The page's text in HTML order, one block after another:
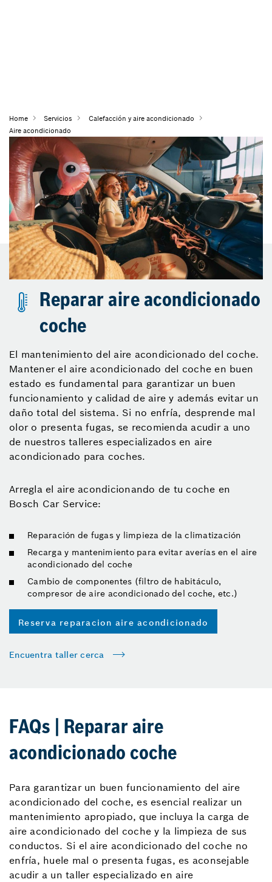
Home Servicios
Calefacción y aire acondicionado
Aire acondicionado
Reparar aire acondicionado
coche
El mantenimiento del aire acondicionado del coche.
Mantener el aire acondicionado del coche en buen
estado es fundamental para garantizar un buen
funcionamiento y calidad de aire y además evitar un
daño total del sistema. Si no enfría, desprende mal
olor o presenta fugas, se recomienda acudir a uno
de nuestros talleres especializados en aire
acondicionado para coches.
Arregla el aire acondicionando de tu coche en
Bosch Car Service:
Reparación de fugas y limpieza de la climatización
Recarga y mantenimiento para evitar averías en el aire
acondicionado del coche
Cambio de componentes (filtro de habitáculo,
compresor de aire acondicionado del coche, etc.)
Reserva reparacion aire acondicionado
Encuentra taller cerca
FAQs | Reparar aire
acondicionado coche
Para garantizar un buen funcionamiento del aire
acondicionado del coche, es esencial realizar un
mantenimiento apropiado, que incluya la carga de
aire acondicionado del coche y la limpieza de sus
conductos. Si el aire acondicionado del coche no
enfría, huele mal o presenta fugas, es aconsejable
acudir a un taller especializado en aire